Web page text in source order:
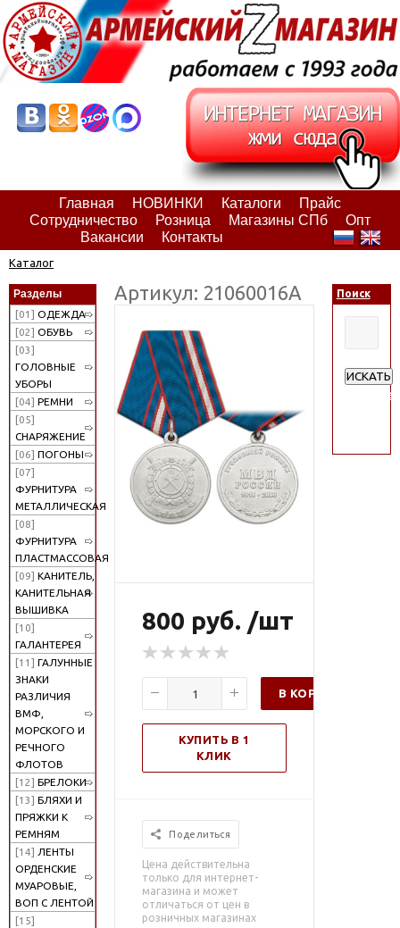
Главная НОВИНКИ Каталоги
Прайс
Сотрудничество
Розница Магазины СПб
Опт
Вакансии
Контакты
Каталог
Разделы
[01] ОДЕЖДА
[02] ОБУВЬ
[03]
ГОЛОВНЫЕ
УБОРЫ
[04] РЕМНИ
[05]
СНАРЯЖЕНИЕ
[06] ПОГОНЫ
[07]
ФУРНИТУРА
МЕТАЛЛИЧЕСКАЯ
[08]
ФУРНИТУРА
ПЛАСТМАССОВАЯ
[09] КАНИТЕЛЬ,
КАНИТЕЛЬНАЯ
ВЫШИВКА
[10]
ГАЛАНТЕРЕЯ
[11] ГАЛУННЫЕ
ЗНАКИ
РАЗЛИЧИЯ
ВМФ,
МОРСКОГО И
РЕЧНОГО
ФЛОТОВ
[12] БРЕЛОКИ
[13] БЛЯХИ И
ПРЯЖКИ К
РЕМНЯМ
[14] ЛЕНТЫ
ОРДЕНСКИЕ
МУАРОВЫЕ,
ВОП С ЛЕНТОЙ
[15]
Артикул: 21060016А
800 руб. /шт
В КОРЗИНУ
КУПИТЬ В 1
КЛИК
Поделиться
Цена действительна
только для интернет-
магазина и может
отличаться от цен в
розничных магазинах
Поиск
ИСКАТЬ